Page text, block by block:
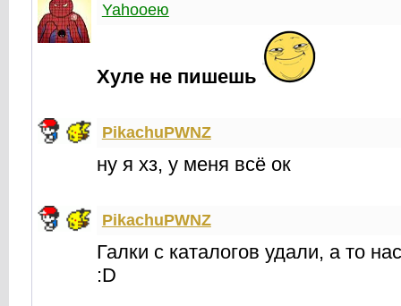
Yahooею
Хуле не пишешь
PikachuPWNZ
ну я хз, у меня всё ок
PikachuPWNZ
Галки с каталогов удали, а то
:D